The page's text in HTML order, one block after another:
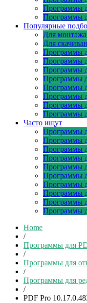
Программы
Программы
Популярные
Для
Для
Программы
Программы
Программы
Программы
Программы
Программы
Программы
Программы
Часто ищут
Программы
Программы
Программы
Программы
Программы
Программы
Программы
Программы
Программы
Программы
Home
/
Программы для
/
Программы для
/
Программы для
/
PDF Pro